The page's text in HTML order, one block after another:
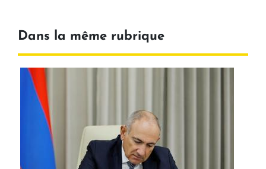
Dans la même rubrique